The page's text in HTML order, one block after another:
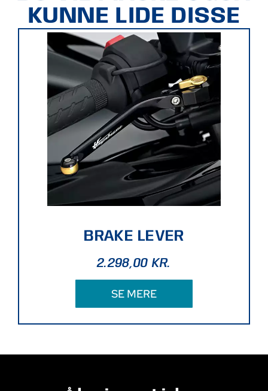
KUNNE LIDE DISSE
BRAKE LEVER
2.298,00KR.
SE MERE